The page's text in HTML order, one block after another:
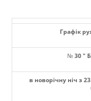
Графік
№30"
в новорічну ніч з